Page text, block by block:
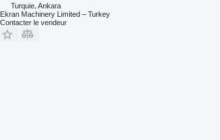
Turquie, Ankara
Ekran Machinery Limited – Turkey
Contacter le vendeur